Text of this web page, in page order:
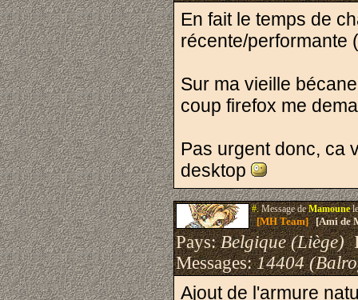
En fait le temps de
récente/performante
Sur ma vieille
coup firefox me
Pas urgent donc, ca
desktop
#.Message deMamoune
[MH Team][Ami de
Pays:Belgique (Liège)
Messages:14404
Ajout de l'armure